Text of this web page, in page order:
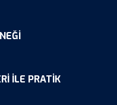
ILE PRATIK